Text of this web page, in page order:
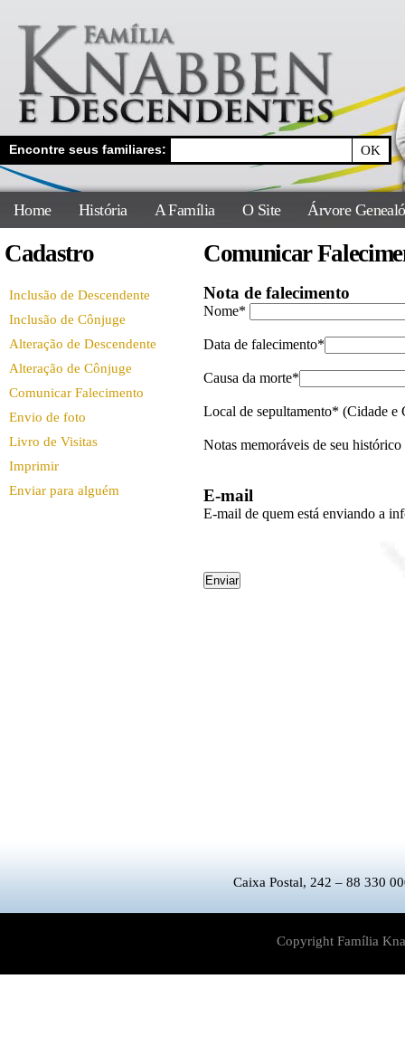
Encontre seus familiares:
Home História A Família O Site Árvore
Cadastro
Inclusão de Descendente
Inclusão de Cônjuge
Alteração de Descendente
Alteração de Cônjuge
Comunicar Falecimento
Envio de foto
Livro de Visitas
Imprimir
Enviar para alguém
Comunicar
Caixa Postal, 242 – 88 330
Copyright Família